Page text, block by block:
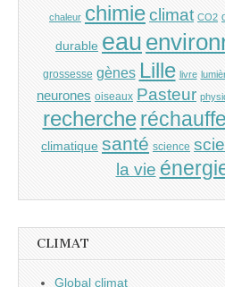
chaleur chimieclimat CO2
durable eau
grossesse gènes Lille livre
neurones oiseaux Pasteur
recherche
climatique santé science
la vie
CLIMAT
Global climat